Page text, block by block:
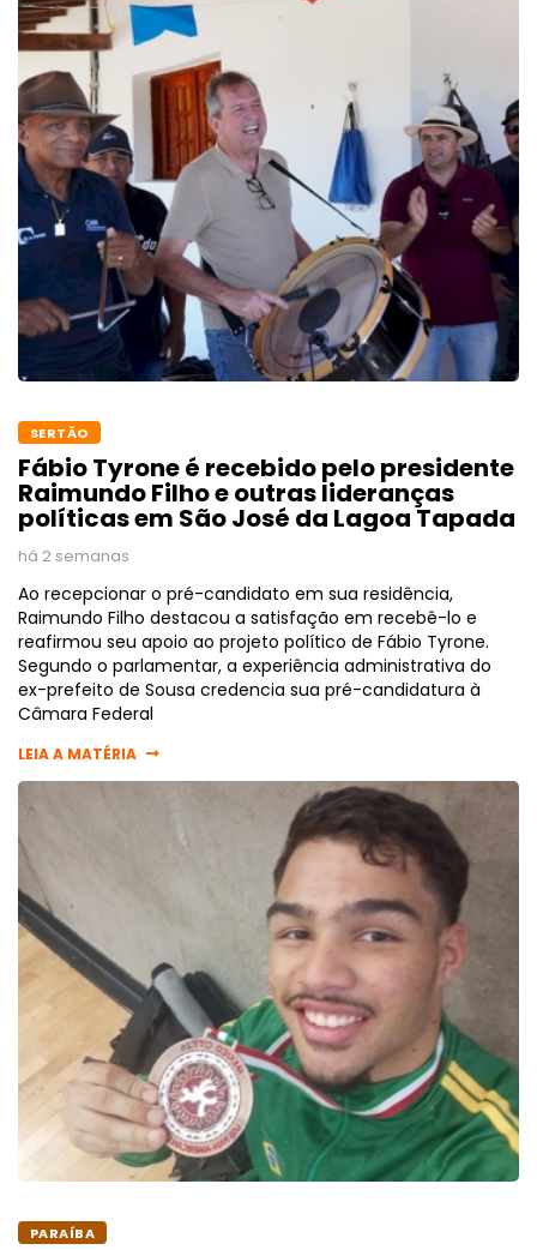
SERTÃO
Fábio Tyrone é recebido pelo presidente
Raimundo Filho e outras lideranças
políticas em São José da Lagoa Tapada
há 2 semanas
Ao recepcionar o pré-candidato em sua residência,
Raimundo Filho destacou a satisfação em recebê-lo e
reafirmou seu apoio ao projeto político de Fábio Tyrone.
Segundo o parlamentar, a experiência administrativa do
ex-prefeito de Sousa credencia sua pré-candidatura à
Câmara Federal
LEIA A MATÉRIA
PARAÍBA